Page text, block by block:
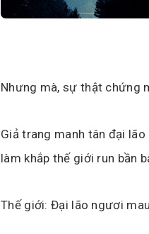
Nhưng mà, sự thật chứng
Giả trang manh tân đại
làm khắp thế giới run bần
Thế giới: Đại lão ngươi